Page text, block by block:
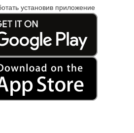
установив приложение